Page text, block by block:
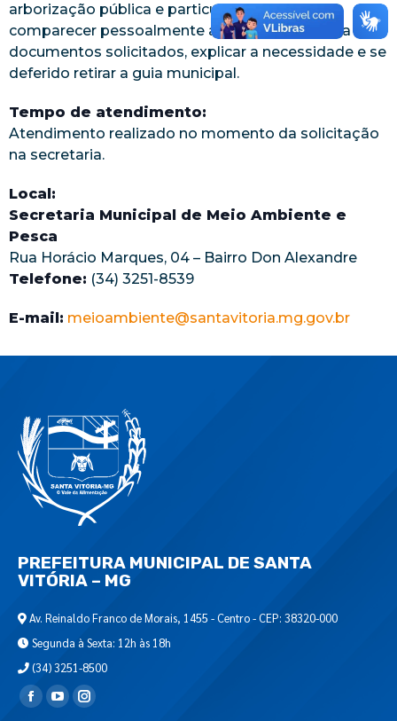
arborização pública e particular é necessário
comparecer pessoalmente a secretaria munida dos
documentos solicitados, explicar a necessidade e se
deferido retirar a guia municipal.
Tempo de atendimento:
Atendimento realizado no momento da solicitação
na secretaria.
Local:
Secretaria Municipal de Meio Ambiente e
Pesca
Rua Horácio Marques, 04 – Bairro Don Alexandre
Telefone: (34) 3251-8539
E-mail: meioambiente@santavitoria.mg.gov.br
PREFEITURA MUNICIPAL DE SANTA
VITÓRIA – MG
Av. Reinaldo Franco de Morais, 1455 - Centro - CEP: 38320-000
Segunda à Sexta: 12h às 18h
(34) 3251-8500
Encontre-nos em: